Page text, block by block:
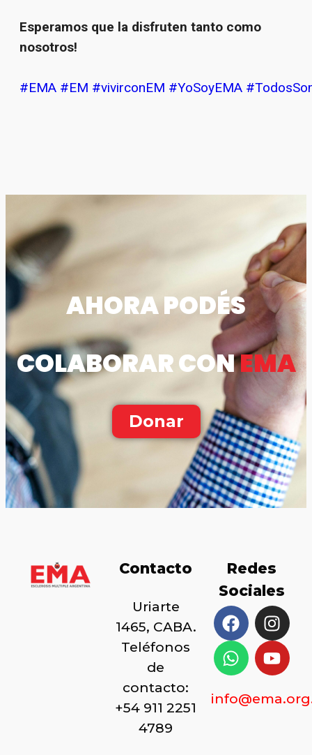
Esperamos que la disfruten tanto como
nosotros!
#EMA #EM #vivirconEM #YoSoyEMA
AHORA PODÉS
COLABORAR CONEMA
Donar
Contacto
Uriarte
1465, CABA.
Teléfonos
de
contacto:
+54 911 2251
4789
Redes
Sociales